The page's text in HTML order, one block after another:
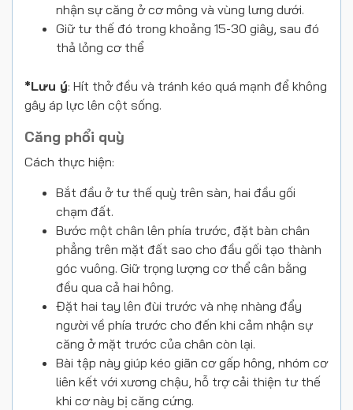
nhận sự căng ở cơ mông và vùng lưng dưới.
Giữ tư thế đó trong khoảng 15-30 giây, sau đó
thả lỏng cơ thể
*Lưu ý: Hít thở đều và tránh kéo quá mạnh để không
gây áp lực lên cột sống.
Căng phổi quỳ
Cách thực hiện:
Bắt đầu ở tư thế quỳ trên sàn, hai đầu gối
chạm đất.
Bước một chân lên phía trước, đặt bàn chân
phẳng trên mặt đất sao cho đầu gối tạo thành
góc vuông. Giữ trọng lượng cơ thể cân bằng
đều qua cả hai hông.
Đặt hai tay lên đùi trước và nhẹ nhàng đẩy
người về phía trước cho đến khi cảm nhận sự
căng ở mặt trước của chân còn lại.
Bài tập này giúp kéo giãn cơ gấp hông, nhóm cơ
liên kết với xương chậu, hỗ trợ cải thiện tư thế
khi cơ này bị căng cứng.